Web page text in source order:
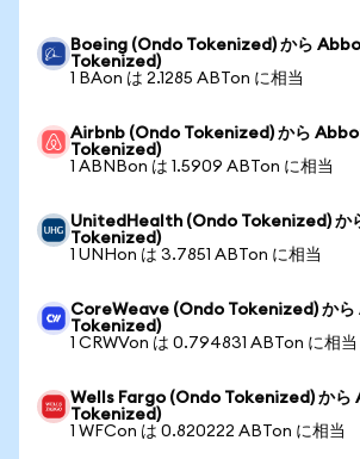
Boeing (Ondo Tokenized) から
Tokenized)
1 BAon は 2.1285 ABTon に相当
Airbnb (Ondo Tokenized) から
Tokenized)
1 ABNBon は 1.5909 ABTon に相当
UnitedHealth (Ondo Tokenized) か
Tokenized)
1 UNHon は 3.7851 ABTon に相当
CoreWeave (Ondo Tokenized) か
Tokenized)
1 CRWVon は 0.794831 ABTon に相当
Wells Fargo (Ondo Tokenized) か
Tokenized)
1 WFCon は 0.820222 ABTon に相当